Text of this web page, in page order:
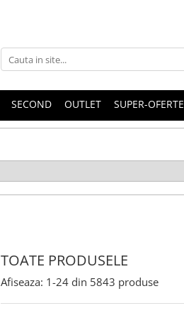
SECOND OUTLET SUPER-OFERTE
TOATE PRODUSELE
Afiseaza: 1-24 din 5843 produse